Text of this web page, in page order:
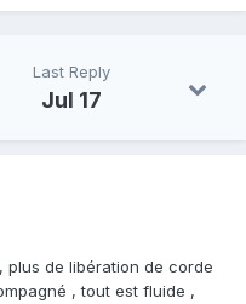
Last Reply
Jul 17
plus de libération de corde
, tout est fluide ,